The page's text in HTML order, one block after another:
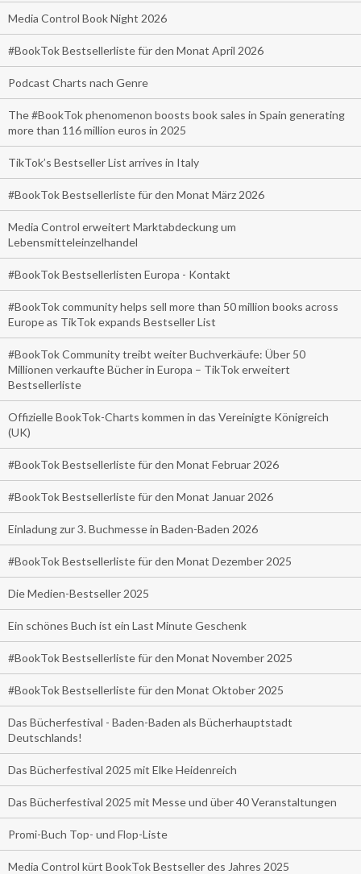
Media Control Book Night 2026
#BookTok Bestsellerliste für den Monat April 2026
Podcast Charts nach Genre
The #BookTok phenomenon boosts book sales in Spain generating
more than 116 million euros in 2025
TikTok’s Bestseller List arrives in Italy
#BookTok Bestsellerliste für den Monat März 2026
Media Control erweitert Marktabdeckung um
Lebensmitteleinzelhandel
#BookTok Bestsellerlisten Europa - Kontakt
#BookTok community helps sell more than 50 million books across
Europe as TikTok expands Bestseller List
#BookTok Community treibt weiter Buchverkäufe: Über 50
Millionen verkaufte Bücher in Europa – TikTok erweitert
Bestsellerliste
Offizielle BookTok-Charts kommen in das Vereinigte Königreich
(UK)
#BookTok Bestsellerliste für den Monat Februar 2026
#BookTok Bestsellerliste für den Monat Januar 2026
Einladung zur 3. Buchmesse in Baden-Baden 2026
#BookTok Bestsellerliste für den Monat Dezember 2025
Die Medien-Bestseller 2025
Ein schönes Buch ist ein Last Minute Geschenk
#BookTok Bestsellerliste für den Monat November 2025
#BookTok Bestsellerliste für den Monat Oktober 2025
Das Bücherfestival - Baden-Baden als Bücherhauptstadt
Deutschlands!
Das Bücherfestival 2025 mit Elke Heidenreich
Das Bücherfestival 2025 mit Messe und über 40 Veranstaltungen
Promi-Buch Top- und Flop-Liste
Media Control kürt BookTok Bestseller des Jahres 2025